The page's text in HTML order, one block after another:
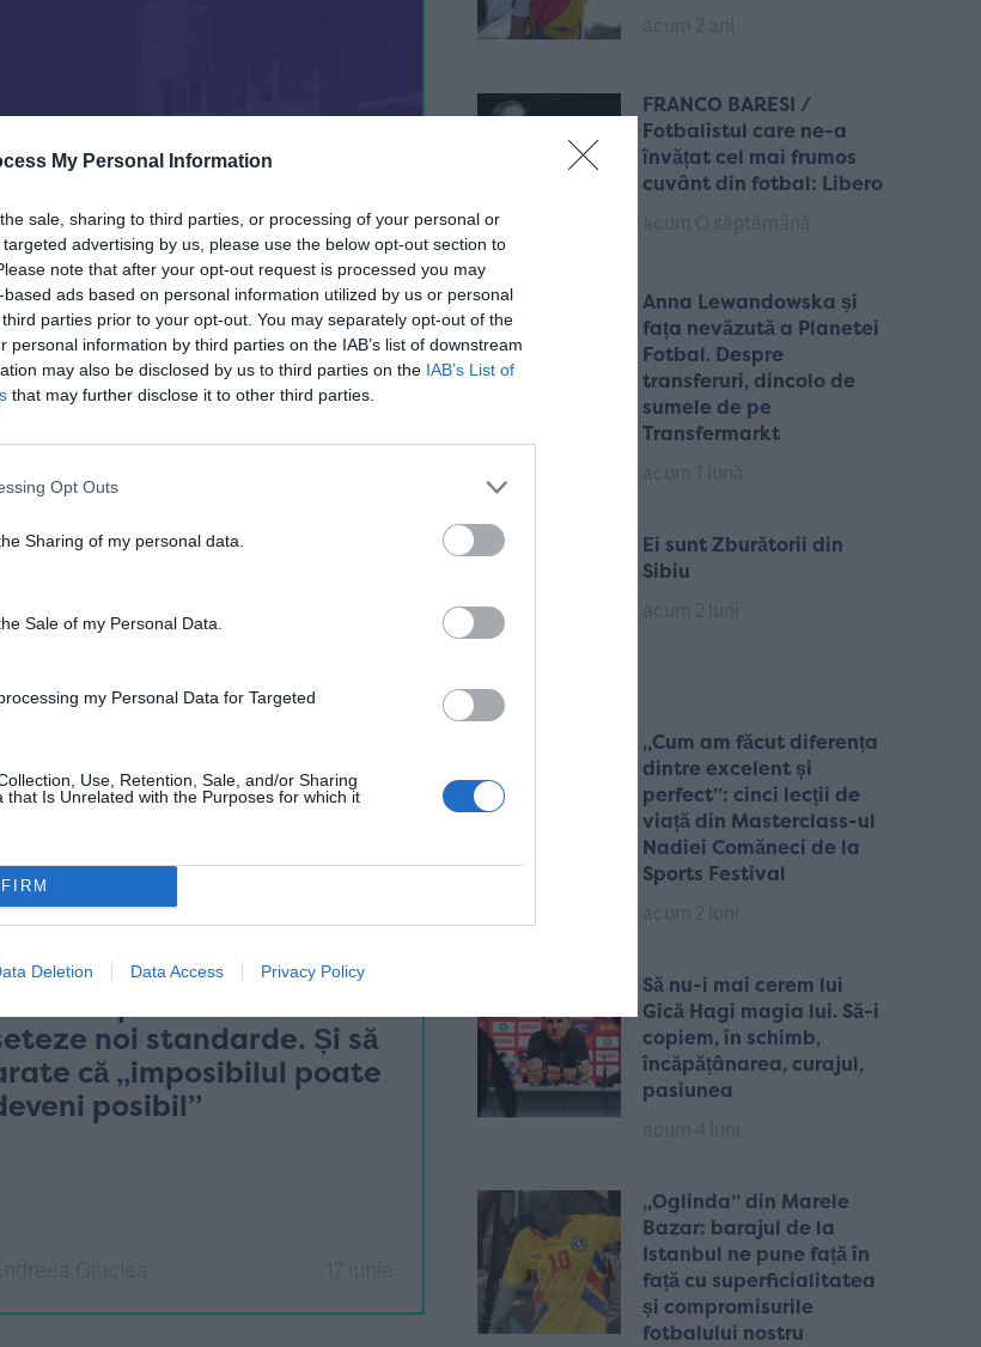
My Personal Information
sale, sharing to third parties, or processing of your personal or
advertising by us, please use the below opt-out section to
note that after your opt-out request is processed you may
ads based on personal information utilized by us or personal
parties prior to your opt-out. You may separately opt-out of the
personal information by third parties on the IAB’s list of downstream
may also be disclosed by us to third parties on the IAB’s List of
that may further disclose it to other third parties.
Opt Outs
Sharing of my personal data.
Sale of my Personal Data.
my Personal Data for Targeted
Use, Retention, Sale, and/or Sharing
that Is Unrelated with the Purposes for which it
Deletion Data Access Privacy Policy
Dinamo ar trebui să
cum se face sportul bine
noi standarde. Și să
că „imposibilul poate
posibil”
FRANCO BARESI /
Fotbalistul care ne-a
învățat cel mai frumos
cuvânt din fotbal: Libero
Anna Lewandowska și
fața nevăzută a Planetei
Fotbal. Despre
transferuri, dincolo de
sumele de pe
Transfermarkt
Ei sunt Zburătorii din
Sibiu
„Cum am făcut diferența
dintre excelent și
perfect”: cinci lecții de
viață din Masterclass-ul
Nadiei Comăneci de la
Sports Festival
Să nu-i mai cerem lui
Gică Hagi magia lui. Să-i
copiem, în schimb,
încăpățânarea, curajul,
pasiunea
„Oglinda” din Marele
Bazar: barajul de la
Istanbul ne pune față în
față cu superficialitatea
și compromisurile
fotbalului nostru